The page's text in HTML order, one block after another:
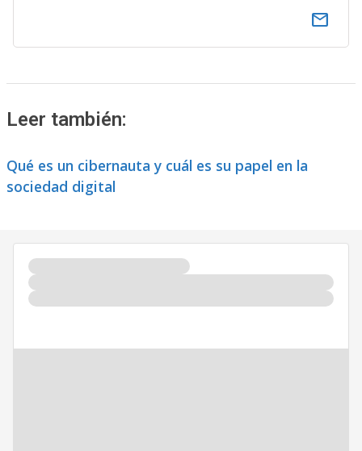
email
Leer también:
Qué es un cibernauta y cuál es su papel en la
sociedad digital